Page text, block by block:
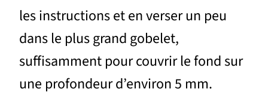
les instructions et en verser un peu
dans le plus grand gobelet,
suffisamment pour couvrir le fond sur
une profondeur d’environ 5 mm.